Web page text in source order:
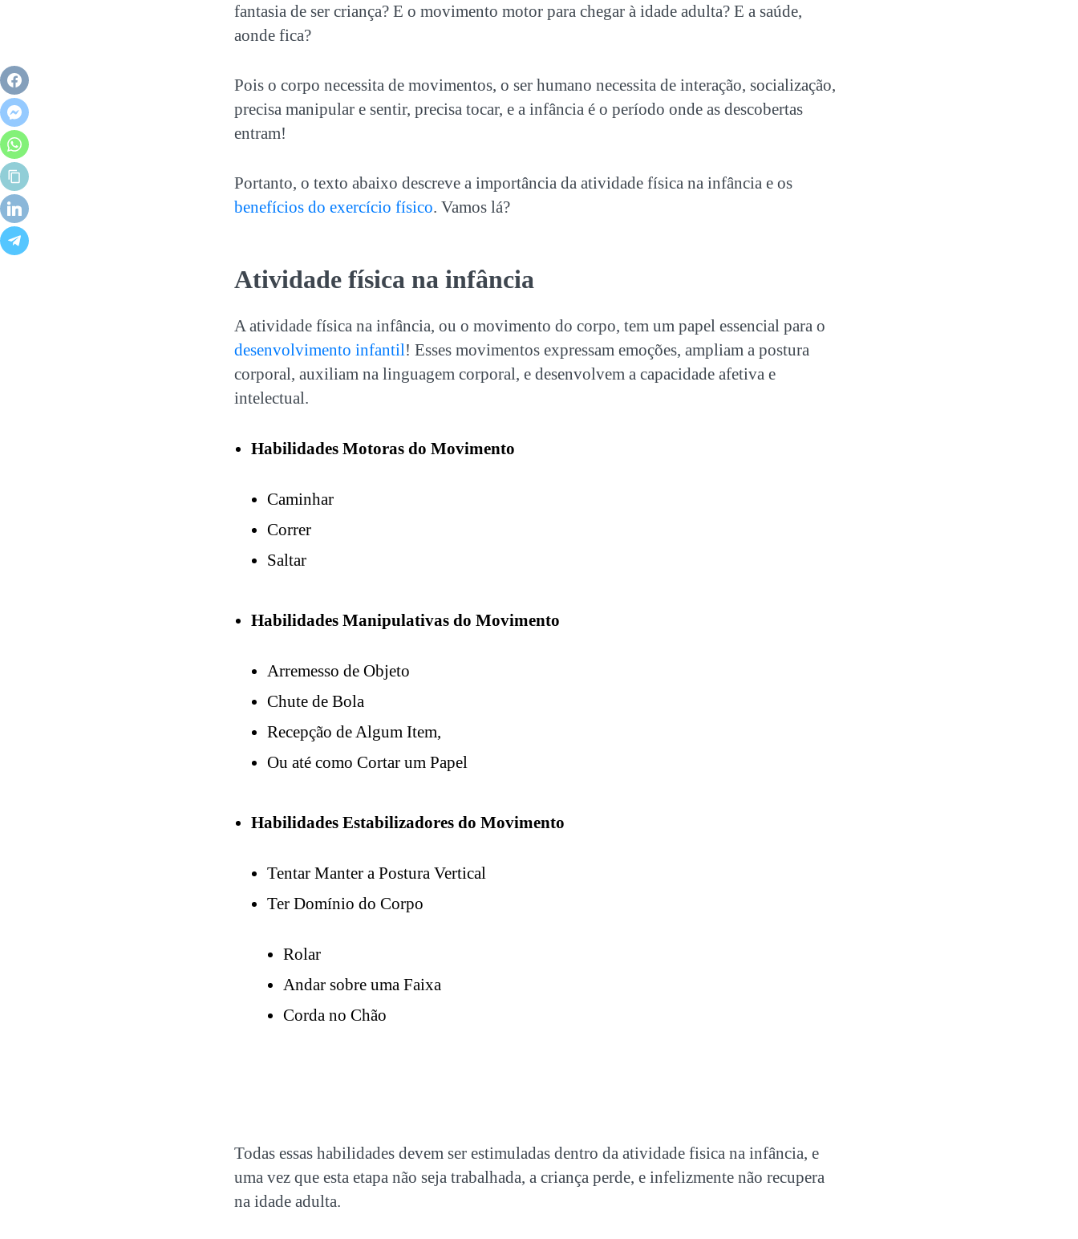
fantasia de ser criança? E o movimento motor para chegar à idade adulta? E a saúde,
aonde fica?
Pois o corpo necessita de movimentos, o ser humano necessita de interação, socialização,
precisa manipular e sentir, precisa tocar, e a infância é o período onde as descobertas
entram!
Portanto, o texto abaixo descreve a importância da atividade física na infância e os
benefícios do exercício físico. Vamos lá?
Atividade física na infância
A atividade física na infância, ou o movimento do corpo, tem um papel essencial para o
desenvolvimento infantil! Esses movimentos expressam emoções, ampliam a postura
corporal, auxiliam na linguagem corporal, e desenvolvem a capacidade afetiva e
intelectual.
Habilidades Motoras do Movimento
Caminhar
Correr
Saltar
Habilidades Manipulativas do Movimento
Arremesso de Objeto
Chute de Bola
Recepção de Algum Item,
Ou até como Cortar um Papel
Habilidades Estabilizadores do Movimento
Tentar Manter a Postura Vertical
Ter Domínio do Corpo
Rolar
Andar sobre uma Faixa
Corda no Chão
Todas essas habilidades devem ser estimuladas dentro da atividade fisica na infância, e
uma vez que esta etapa não seja trabalhada, a criança perde, e infelizmente não recupera
na idade adulta.